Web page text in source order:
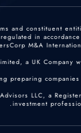
and
in
M&A
a UK
LLC, a
investment
.